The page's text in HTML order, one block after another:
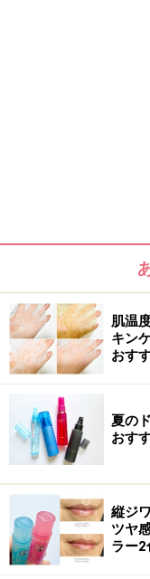
ナチュラル
でパッと華や
影ができやすい部
イトの役目。明る
を明るくすると立
クマが気になる目
す。Bに「山型」
えます。
肌温
キン
おす
夏の
おす
縦ジ
ツヤ
ラー2